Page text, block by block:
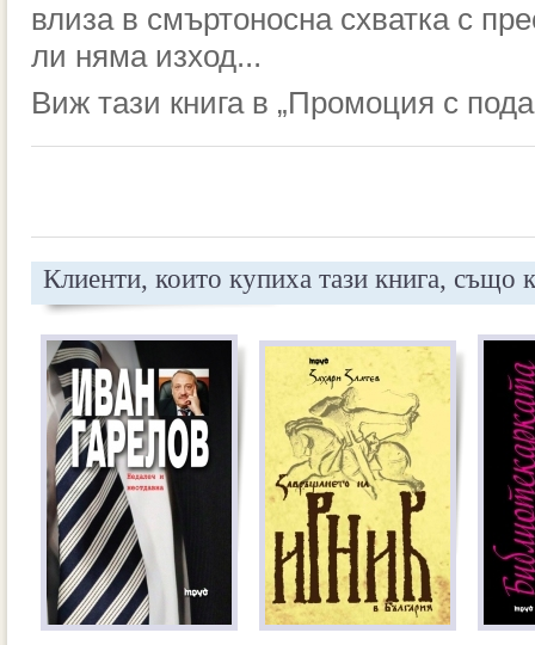
влиза в смъртоносна схватка с
ли няма изход...
Виж тази книга в „Промоция с
Клиенти, които купиха тази книга, също